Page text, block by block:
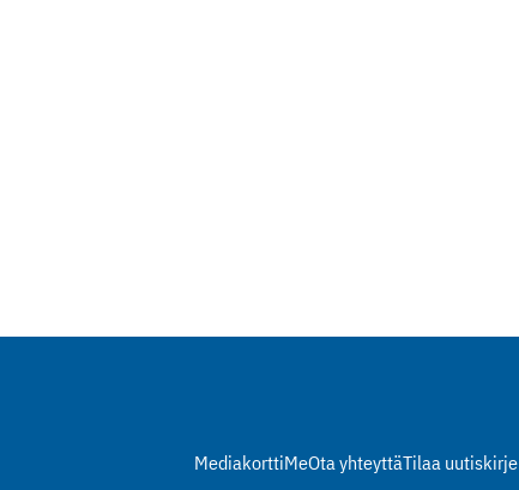
MediakorttiMeOta yhteyttäTilaa uutiskirje